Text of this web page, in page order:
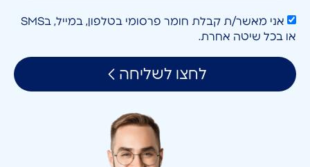
אני מאשר/ת קבלת חומר פרסומי בטלפון, במייל, בSMS
או בכל שיטה אחרת.
לחצו לשליחה